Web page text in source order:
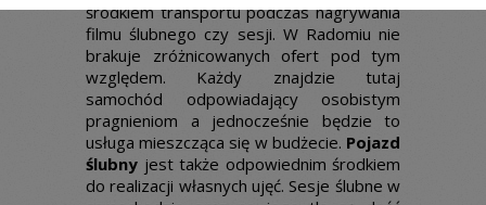
środkiem transportu podczas nagrywania
filmu ślubnego czy sesji. W Radomiu nie
brakuje zróżnicowanych ofert pod tym
względem. Każdy znajdzie tutaj
samochód odpowiadający osobistym
pragnieniom a jednocześnie będzie to
usługa mieszcząca się w budżecie. Pojazd
ślubny jest także odpowiednim środkiem
do realizacji własnych ujęć. Sesje ślubne w